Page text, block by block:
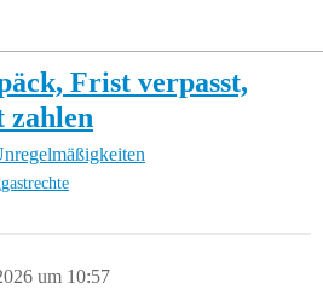
Frist verpasst,
um 10:57